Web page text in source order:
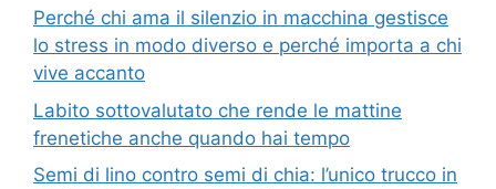
Perché chi ama il silenzio in macchina gestisce
lo stress in modo diverso e perché importa a chi
vive accanto
Labito sottovalutato che rende le mattine
frenetiche anche quando hai tempo
Semi di lino contro semi di chia: l’unico trucco in